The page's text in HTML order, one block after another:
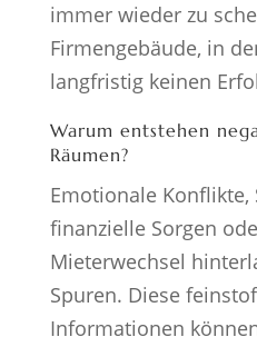
immer wieder zu
Firmengebäude, in
langfristig keinen
Warum entstehen
Räumen?
Emotionale Konflikte,
finanzielle Sorgen
Mieterwechsel
Spuren. Diese
Informationen